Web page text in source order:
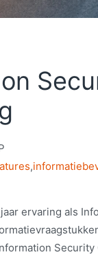
,
ervaring als